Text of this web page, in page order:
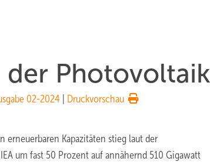
der Photovoltaik
02-2024 Druckvorschau
erneuerbaren Kapazitäten stieg laut der
um fast 50 Prozent auf annähernd 510 Gigawatt